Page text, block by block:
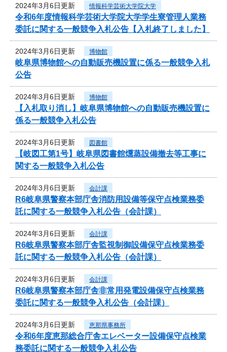
2024年3月6日更新 情報科学芸術大学院大学
令和6年度情報科学芸術大学院大学学生寮管理人業務
委託に関する一般競争入札公告【入札終了しました】
2024年3月6日更新 博物館
岐阜県博物館への自動販売機設置に係る一般競争入札
公告
2024年3月6日更新 博物館
【入札取り消し】岐阜県博物館への自動販売機設置に
係る一般競争入札公告
2024年3月6日更新 図書館
【岐図工第1号】岐阜県図書館燻蒸設備撤去等工事に
関する一般競争入札公告
2024年3月6日更新 会計課
R6岐阜県警察本部庁舎消防用設備等保守点検業務委
託に関する一般競争入札公告（会計課）
2024年3月6日更新 会計課
R6岐阜県警察本部庁舎監視制御設備保守点検業務委
託に関する一般競争入札公告（会計課）
2024年3月6日更新 会計課
R6岐阜県警察本部庁舎非常用発電設備保守点検業務
委託に関する一般競争入札公告（会計課）
2024年3月6日更新 恵那県事務所
令和6年度恵那総合庁舎エレベーター設備保守点検業
務委託に関する一般競争入札公告